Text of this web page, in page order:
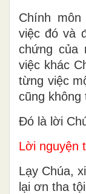
Chính
việc đó và
chứng của
việc khác
từng việc
cũng không
Ðó là lời
Lời nguyện
Lạy Chúa,
lại ơn tha